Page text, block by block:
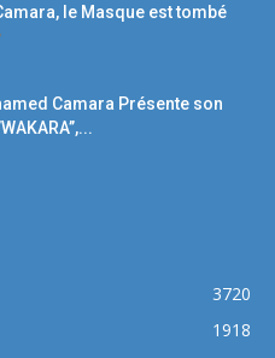
le Masque est tombé
Camara Présente son
3720
1918